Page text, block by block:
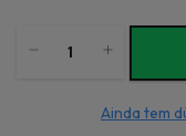
Ainda tem